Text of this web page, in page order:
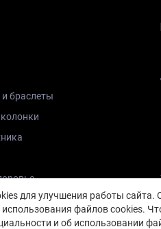
браслеты
для улучшения работы сайта.
использования файлов cookies.
и об использовании